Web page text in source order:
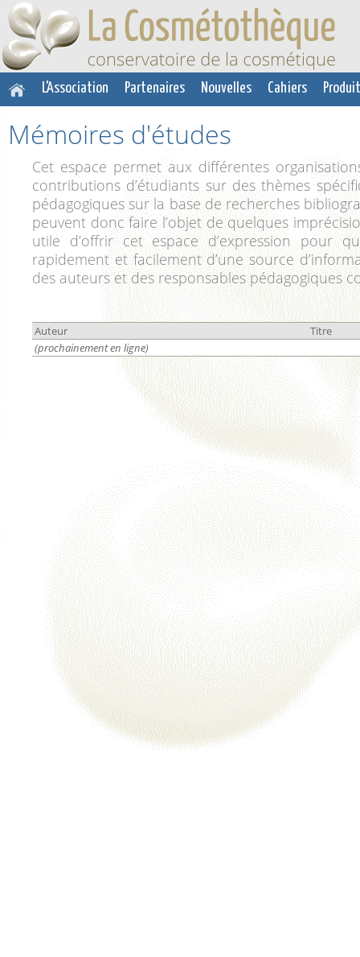
L'Association Partenaires Nouvelles Cahiers
Mémoires d'études
Cet espace permet aux différentes
contributions d’étudiants sur des thèmes
pédagogiques sur la base de recherches
peuvent donc faire l’objet de quelques
utile d’offrir cet espace d’expression pour
rapidement et facilement d’une source
des auteurs et des responsables pédagogiques
Auteur
Titre
(prochainement en ligne)